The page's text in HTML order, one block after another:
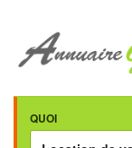
QUOI